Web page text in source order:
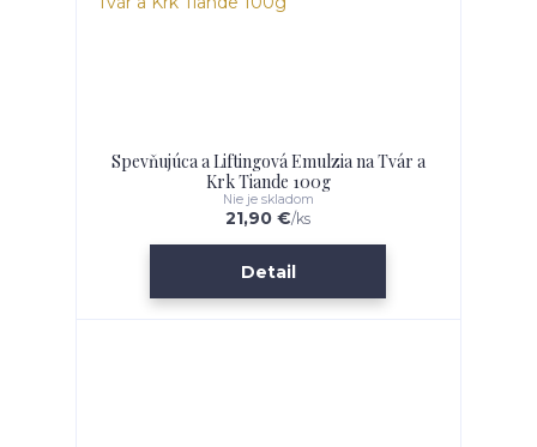
Spevňujúca a Liftingová Emulzia na Tvár a
Krk Tiande 100g
21,90 €/ks
Nie je skladom
Detail